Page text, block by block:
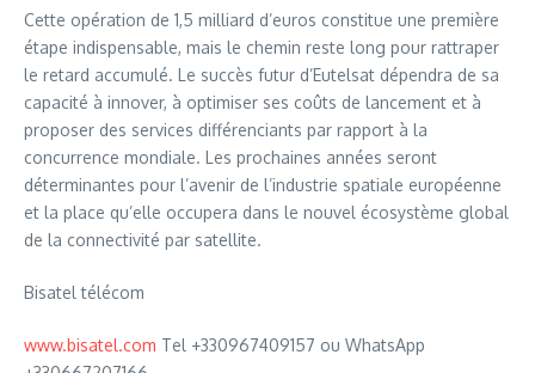
Cette opération de 1,5 milliard d’euros constitue une première
étape indispensable, mais le chemin reste long pour rattraper
le retard accumulé. Le succès futur d’Eutelsat dépendra de sa
capacité à innover, à optimiser ses coûts de lancement et à
proposer des services différenciants par rapport à la
concurrence mondiale. Les prochaines années seront
déterminantes pour l’avenir de l’industrie spatiale européenne
et la place qu’elle occupera dans le nouvel écosystème global
de la connectivité par satellite.
Bisatel télécom
www.bisatel.com Tel +330967409157 ou WhatsApp